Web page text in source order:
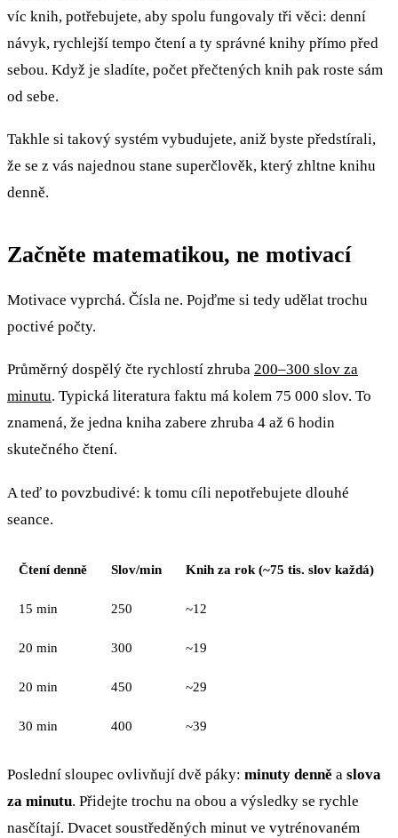
víc knih, potřebujete, aby spolu fungovaly tři věci: denní
návyk, rychlejší tempo čtení a ty správné knihy přímo před
sebou. Když je sladíte, počet přečtených knih pak roste sám
od sebe.
Takhle si takový systém vybudujete, aniž byste předstírali,
že se z vás najednou stane superčlověk, který zhltne knihu
denně.
Začněte matematikou, ne motivací
Motivace vyprchá. Čísla ne. Pojďme si tedy udělat trochu
poctivé počty.
Průměrný dospělý čte rychlostí zhruba 200–300 slov za
minutu. Typická literatura faktu má kolem 75 000 slov. To
znamená, že jedna kniha zabere zhruba 4 až 6 hodin
skutečného čtení.
A teď to povzbudivé: k tomu cíli nepotřebujete dlouhé
seance.
Čtení denně Slov/min Knih za rok (~75 tis. slov každá)
15 min 250 ~12
20 min 300 ~19
20 min 450 ~29
30 min 400 ~39
Poslední sloupec ovlivňují dvě páky: minuty denně a slova
za minutu. Přidejte trochu na obou a výsledky se rychle
nasčítají. Dvacet soustředěných minut ve vytrénovaném